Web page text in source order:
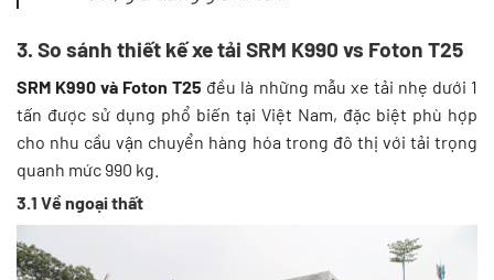
3. So sánh thiết kế xe tải SRM K990 vs Foton T25
SRM K990 và Foton T25 đều là những mẫu xe tải nhẹ dưới 1
tấn được sử dụng phổ biến tại Việt Nam, đặc biệt phù hợp
cho nhu cầu vận chuyển hàng hóa trong đô thị với tải trọng
quanh mức 990 kg.
3.1 Về ngoại thất